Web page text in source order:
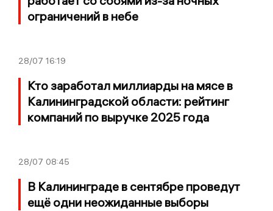
ограничений в небе
28/07 16:19
Кто заработал миллиарды на мясе в
Калининградской области: рейтинг
компаний по выручке 2025 года
28/07 08:45
В Калининграде в сентябре проведут
ещё одни неожиданные выборы